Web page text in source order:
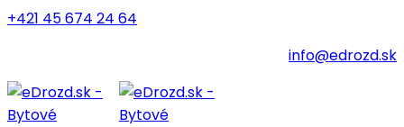
+421 45 674 24 64
info@edrozd.sk